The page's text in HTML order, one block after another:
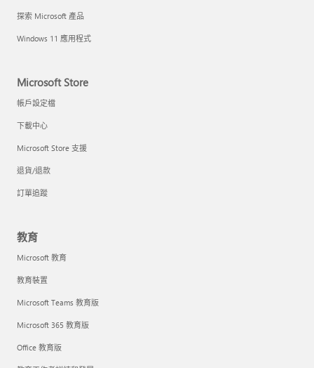
探索 Microsoft 產品
Windows 11 應用程式
Microsoft Store
帳戶設定檔
下載中心
Microsoft Store 支援
退貨/退款
訂單追蹤
教育
Microsoft 教育
教育裝置
Microsoft Teams 教育版
Microsoft 365 教育版
Office 教育版